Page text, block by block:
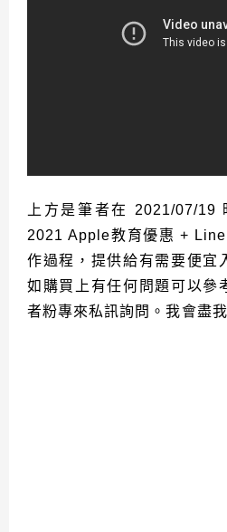
上方是筆者在 2021/07/
2021 Apple教育優惠 +
作過程，提供給有需要便宜
如購買上有任何問題可以參
者粉專來私訊詢問。我會盡我